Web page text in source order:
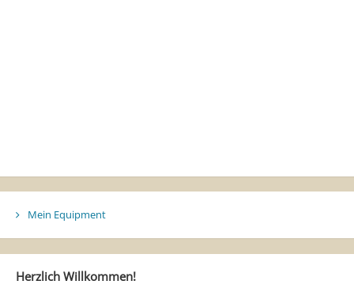
Mein Equipment
Herzlich Willkommen!